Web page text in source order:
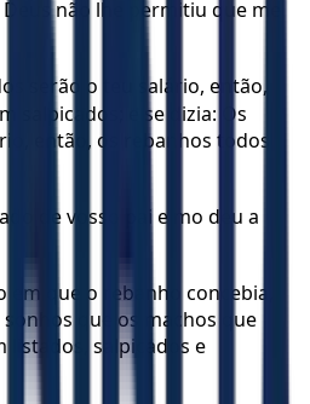
não lhe permitiu que me
serão o teu salário, então,
salpicados; e se dizia: Os
então, os rebanhos todos
de vosso pai e mo deu a
em que o rebanho concebia,
sonhos que os machos que
listados, salpicados e